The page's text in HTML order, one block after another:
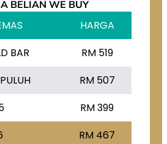
BELIAN WE BUY
HARGA
BAR
RM 519
RM 507
RM 399
RM 467